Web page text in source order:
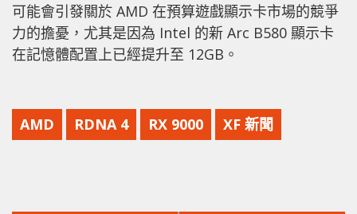
可能會引發關於 AMD 在預算遊戲顯示卡市場的競爭
力的擔憂，尤其是因為 Intel 的新 Arc B580 顯示卡
在記憶體配置上已經提升至 12GB。
AMD RDNA 4 RX 9000 XF 新聞